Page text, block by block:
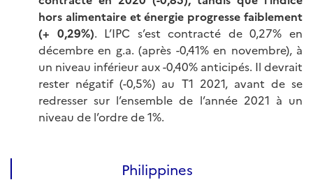
hors alimentaire et énergie progresse faiblement
(+ 0,29%). L’IPC s’est contracté de 0,27% en
décembre en g.a. (après -0,41% en novembre), à
un niveau inférieur aux -0,40% anticipés. Il devrait
rester négatif (-0,5%) au T1 2021, avant de se
redresser sur l’ensemble de l’année 2021 à un
niveau de l’ordre de 1%.
Philippines